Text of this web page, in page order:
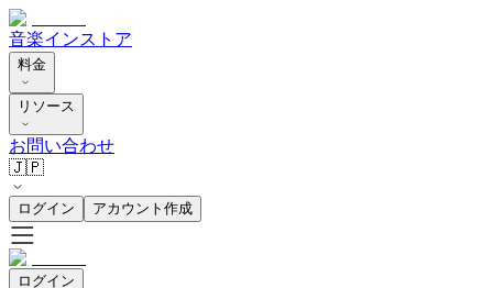
音楽インストア
料金
リソース
お問い合わせ
🇯🇵
ログイン アカウント作成
ログイン